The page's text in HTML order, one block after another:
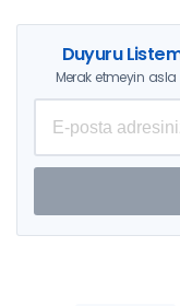
Duyuru
Merak etmeyin